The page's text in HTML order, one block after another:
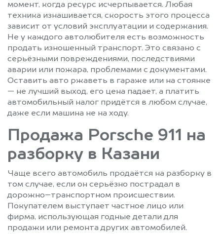
момент, когда ресурс исчерпывается. Любая
техника изнашивается, скорость этого процесса
зависит от условий эксплуатации и содержания.
Не у каждого автолюбителя есть возможность
продать изношенный транспорт. Это связано с
серьёзными повреждениями, последствиями
аварии или пожара, проблемами с документами.
Оставить авто ржаветь в гараже или на стоянке
— не лучший выход, его цена падает, а платить
автомобильный налог придётся в любом случае,
даже если машина не на ходу.
Продажа Porsche 911 на
разборку в Казани
Чаще всего автомобиль продаётся на разборку в
том случае, если он серьёзно пострадал в
дорожно–транспортном происшествии.
Покупателем выступает частное лицо или
фирма, использующая годные детали для
продажи или ремонта других автомобилей.